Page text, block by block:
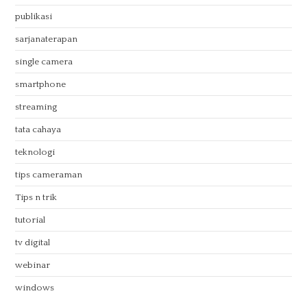
publikasi
sarjanaterapan
single camera
smartphone
streaming
tata cahaya
teknologi
tips cameraman
Tips n trik
tutorial
tv digital
webinar
windows